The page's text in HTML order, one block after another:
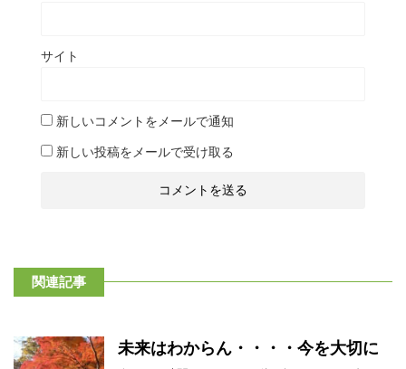
サイト
新しいコメントをメールで通知
新しい投稿をメールで受け取る
関連記事
未来はわからん・・・・今を大切に